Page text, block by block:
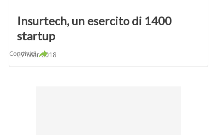
Insurtech, un esercito di 1400
startup
27 Mar 2018
Condividi